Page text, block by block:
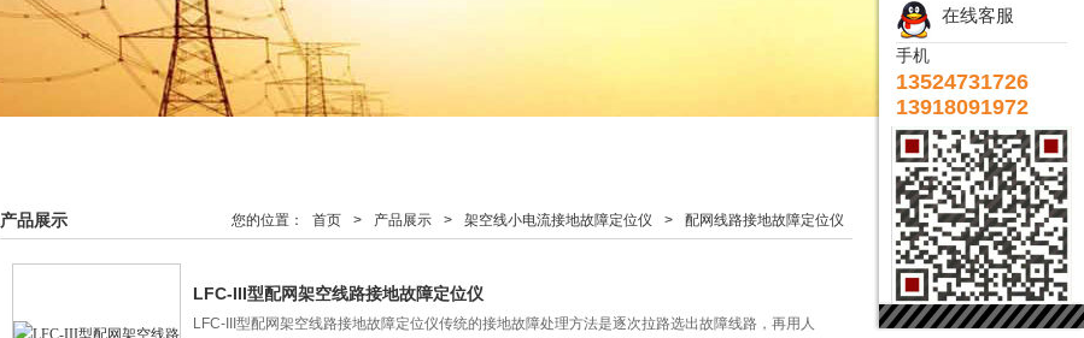
产品展示 您的位置： 首页 > 产品展示 > 架空线小电流接地故障定位仪 > 配网线路接地故障定位仪
LFC-III型配网架空线路接地故障定位仪
LFC-III型配网架空线路接地故障定位仪传统的接地故障处理方法是逐次拉路选出故障线路，再用人
在线客服
手机
13524731726
13918091972